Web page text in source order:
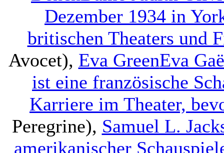
Dezember 1934 in
britischen Theaters und
Avocet), Eva GreenEva
ist eine französische
Karriere im Theater,
Peregrine), Samuel L.
amerikanischer